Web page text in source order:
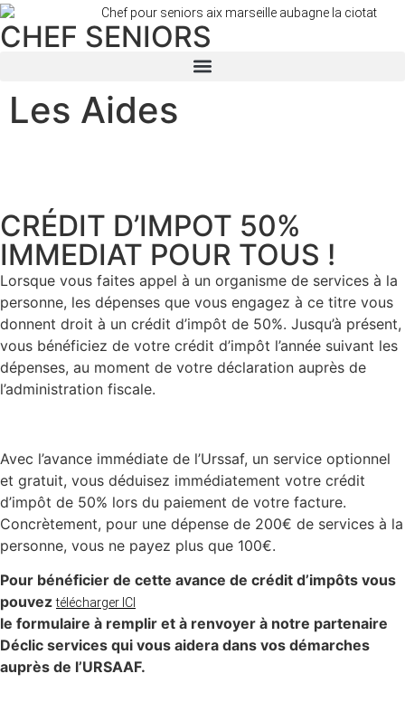
CHEF SENIORS
Les Aides
CRÉDIT D’IMPOT 50%
IMMEDIAT POUR TOUS !
Lorsque vous faites appel à un organisme de services à la
personne, les dépenses que vous engagez à ce titre vous
donnent droit à un crédit d’impôt de 50%. Jusqu’à présent,
vous bénéficiez de votre crédit d’impôt l’année suivant les
dépenses, au moment de votre déclaration auprès de
l’administration fiscale.
Avec l’avance immédiate de l’Urssaf, un service optionnel
et gratuit, vous déduisez immédiatement votre crédit
d’impôt de 50% lors du paiement de votre facture.
Concrètement, pour une dépense de 200€ de services à la
personne, vous ne payez plus que 100€.
Pour bénéficier de cette avance de crédit d’impôts vous
pouveztélécharger ICI
le formulaire à remplir et à renvoyer à notre partenaire
Déclic services qui vous aidera dans vos démarches
auprès de l’URSAAF.